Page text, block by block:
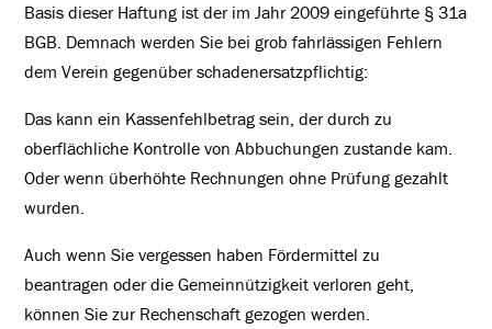
Basis dieser Haftung ist der im Jahr 2009 eingeführte § 31a
BGB. Demnach werden Sie bei grob fahrlässigen Fehlern
dem Verein gegenüber schadenersatzpflichtig:
Das kann ein Kassenfehlbetrag sein, der durch zu
oberflächliche Kontrolle von Abbuchungen zustande kam.
Oder wenn überhöhte Rechnungen ohne Prüfung gezahlt
wurden.
Auch wenn Sie vergessen haben Fördermittel zu
beantragen oder die Gemeinnützigkeit verloren geht,
können Sie zur Rechenschaft gezogen werden.